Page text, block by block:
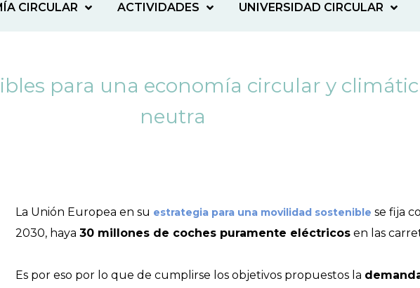
CIRCULAR ACTIVIDADES UNIVERSIDAD CIRCULAR
para una economía circular y
neutra
La Unión Europea en su estrategia para una movilidad sostenible se fija
2030, haya 30 millones de coches puramente eléctricosen las
Es por eso por lo que de cumplirse los objetivos propuestos la